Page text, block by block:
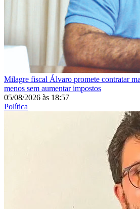
Milagre fiscal Álvaro promete contratar
menos sem aumentar impostos
05/08/2026 às 18:57
Política